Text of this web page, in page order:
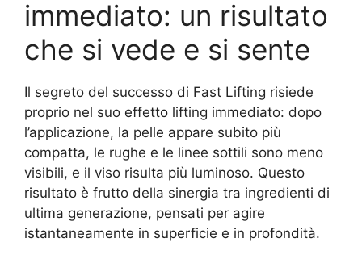
immediato: un risultato
che si vede e si sente
Il segreto del successo di Fast Lifting risiede
proprio nel suo effetto lifting immediato: dopo
l’applicazione, la pelle appare subito più
compatta, le rughe e le linee sottili sono meno
visibili, e il viso risulta più luminoso. Questo
risultato è frutto della sinergia tra ingredienti di
ultima generazione, pensati per agire
istantaneamente in superficie e in profondità.